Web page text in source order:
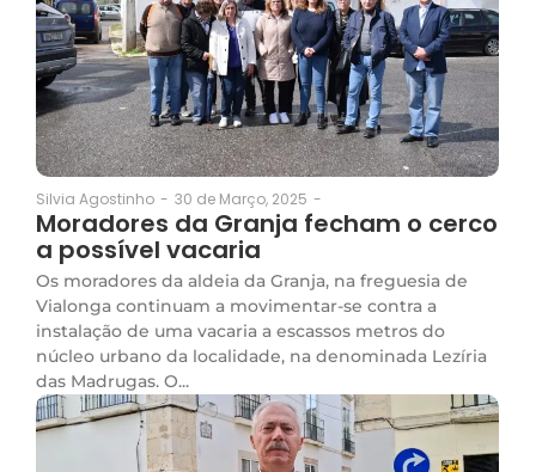
Silvia Agostinho - 30 de Março, 2025 -
Moradores da Granja fecham o cerco
a possível vacaria
Os moradores da aldeia da Granja, na freguesia de
Vialonga continuam a movimentar-se contra a
instalação de uma vacaria a escassos metros do
núcleo urbano da localidade, na denominada Lezíria
das Madrugas. O...